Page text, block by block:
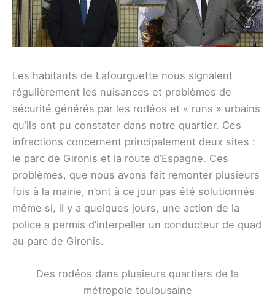
Les habitants de Lafourguette nous signalent
régulièrement les nuisances et problèmes de
sécurité générés par les rodéos et « runs » urbains
qu’ils ont pu constater dans notre quartier. Ces
infractions concernent principalement deux sites :
le parc de Gironis et la route d’Espagne. Ces
problèmes, que nous avons fait remonter plusieurs
fois à la mairie, n’ont à ce jour pas été solutionnés
même si, il y a quelques jours, une action de la
police a permis d’interpeller un conducteur de quad
au parc de Gironis.
Des rodéos dans plusieurs quartiers de la
métropole toulousaine